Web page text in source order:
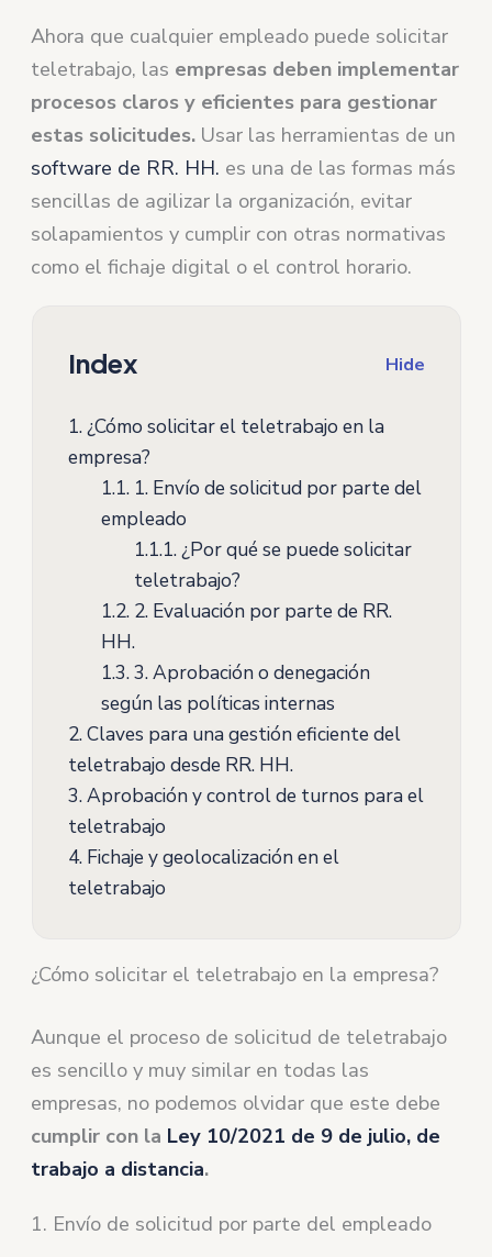
Ahora que cualquier empleado puede solicitar
teletrabajo, las empresas deben implementar
procesos claros y eficientes para gestionar
estas solicitudes. Usar las herramientas de un
software de RR. HH. es una de las formas más
sencillas de agilizar la organización, evitar
solapamientos y cumplir con otras normativas
como el fichaje digital o el control horario.
Index Hide
1.¿Cómo solicitar el teletrabajo en la
empresa?
1.1.1. Envío de solicitud por parte del
empleado
1.1.1.¿Por qué se puede solicitar
teletrabajo?
1.2.2. Evaluación por parte de RR.
HH.
1.3.3. Aprobación o denegación
según las políticas internas
2.Claves para una gestión eficiente del
teletrabajo desde RR. HH.
3.Aprobación y control de turnos para el
teletrabajo
4.Fichaje y geolocalización en el
teletrabajo
¿Cómo solicitar el teletrabajo en la empresa?
Aunque el proceso de solicitud de teletrabajo
es sencillo y muy similar en todas las
empresas, no podemos olvidar que este debe
cumplir con la Ley 10/2021 de 9 de julio, de
trabajo a distancia.
1. Envío de solicitud por parte del empleado